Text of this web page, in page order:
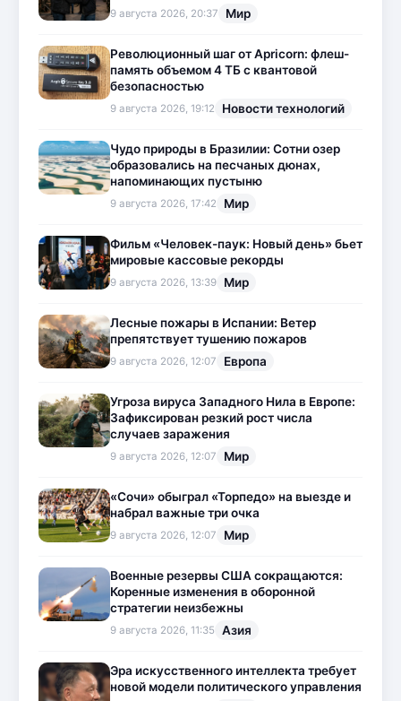
9 августа 2026, 20:37 Мир
Революционный шаг от Apricorn: флеш-
память объемом 4 ТБ с квантовой
безопасностью
9 августа 2026, 19:12 Новости технологий
Чудо природы в Бразилии: Сотни озер
образовались на песчаных дюнах,
напоминающих пустыню
9 августа 2026, 17:42 Мир
Фильм «Человек-паук: Новый день» бьет
мировые кассовые рекорды
9 августа 2026, 13:39 Мир
Лесные пожары в Испании: Ветер
препятствует тушению пожаров
9 августа 2026, 12:07 Европа
Угроза вируса Западного Нила в Европе:
Зафиксирован резкий рост числа
случаев заражения
9 августа 2026, 12:07 Мир
«Сочи» обыграл «Торпедо» на выезде и
набрал важные три очка
9 августа 2026, 12:07 Мир
Военные резервы США сокращаются:
Коренные изменения в оборонной
стратегии неизбежны
9 августа 2026, 11:35 Азия
Эра искусственного интеллекта требует
новой модели политического управления